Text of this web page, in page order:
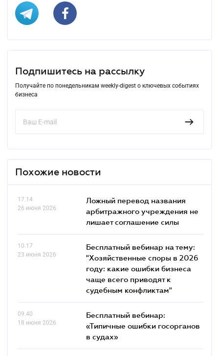
Подпишитесь на рассылку
Получайте по понедельникам weekly-digest о ключевых событиях
бизнеса
Похожие новости
17.14
26 июня 2026
Ложный перевод названия
арбитражного учреждения не
лишает соглашение силы
10.17
23 июня 2026
Бесплатный вебинар на тему:
"Хозяйственные споры в 2026
году: какие ошибки бизнеса
чаще всего приводят к
судебным конфликтам"
09.40
18 июня 2026
Бесплатный вебинар:
«Типичные ошибки госорганов
в судах»